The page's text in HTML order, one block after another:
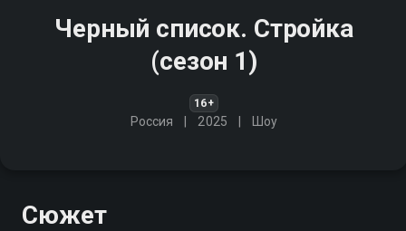
Черный список. Стройка
(сезон 1)
16+
Россия 2025 Шоу
Сюжет